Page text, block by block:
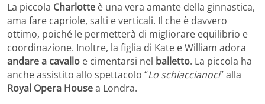
La piccola Charlotte è una vera amante della ginnastica,
ama fare capriole, salti e verticali. Il che è davvero
ottimo, poiché le permetterà di migliorare equilibrio e
coordinazione. Inoltre, la figlia di Kate e William adora
andare a cavallo e cimentarsi nel balletto. La piccola ha
anche assistito allo spettacolo “Lo schiaccianoci” alla
Royal Opera Housea Londra.